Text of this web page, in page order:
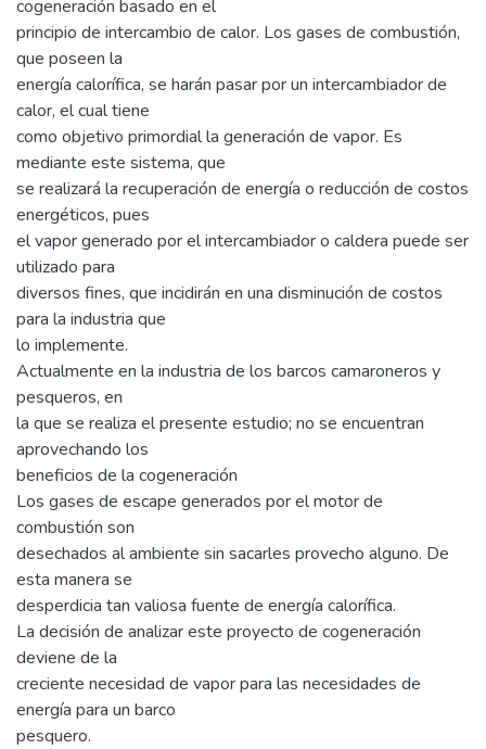
cogeneración basado en el
principio de intercambio de calor. Los gases de combustión,
que poseen la
energía calorífica, se harán pasar por un intercambiador de
calor, el cual tiene
como objetivo primordial la generación de vapor. Es
mediante este sistema, que
se realizará la recuperación de energía o reducción de costos
energéticos, pues
el vapor generado por el intercambiador o caldera puede ser
utilizado para
diversos fines, que incidirán en una disminución de costos
para la industria que
lo implemente.
Actualmente en la industria de los barcos camaroneros y
pesqueros, en
la que se realiza el presente estudio; no se encuentran
aprovechando los
beneficios de la cogeneración
Los gases de escape generados por el motor de
combustión son
desechados al ambiente sin sacarles provecho alguno. De
esta manera se
desperdicia tan valiosa fuente de energía calorífica.
La decisión de analizar este proyecto de cogeneración
deviene de la
creciente necesidad de vapor para las necesidades de
energía para un barco
pesquero.